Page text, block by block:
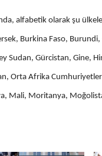
alfabetik olarak şu
Burkina Faso, Burundi,
Sudan, Gürcistan, Gine,
Orta Afrika
Mali, Moritanya,